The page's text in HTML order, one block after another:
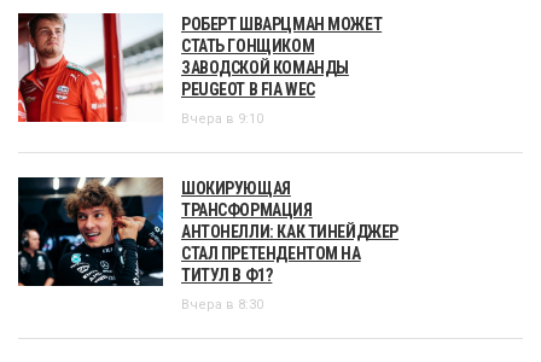
РОБЕРТ ШВАРЦМАН МОЖЕТ
СТАТЬ ГОНЩИКОМ
ЗАВОДСКОЙ КОМАНДЫ
PEUGEOT В FIA WEC
Вчера в 9:10
ШОКИРУЮЩАЯ
ТРАНСФОРМАЦИЯ
АНТОНЕЛЛИ: КАК ТИНЕЙДЖЕР
СТАЛ ПРЕТЕНДЕНТОМ НА
ТИТУЛ В Ф1?
Вчера в 8:30